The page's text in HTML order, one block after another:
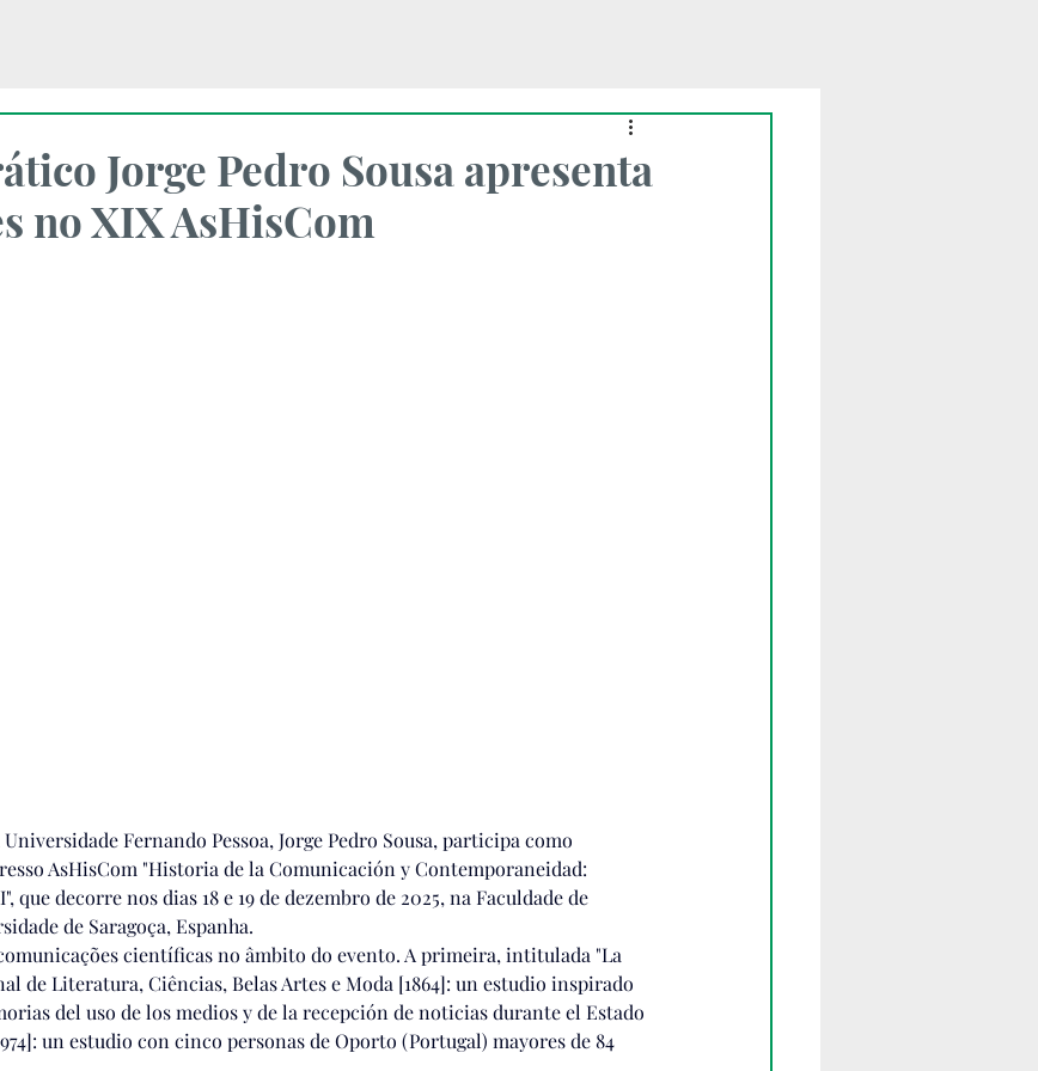
Jorge Pedro Sousa apresenta
no XIX AsHisCom
Fernando Pessoa, Jorge Pedro Sousa, participa como
AsHisCom "Historia de la Comunicación y Contemporaneidad:
que decorre nos dias 18 e 19 de dezembro de 2025, na Faculdade de
de Saragoça, Espanha.
científicas no âmbito do evento. A primeira, intitulada "La
de Literatura, Ciências, Belas Artes e Moda [1864]: un estudio inspirado
del uso de los medios y de la recepción de noticias durante el Estado
un estudio con cinco personas de Oporto (Portugal) mayores de 84